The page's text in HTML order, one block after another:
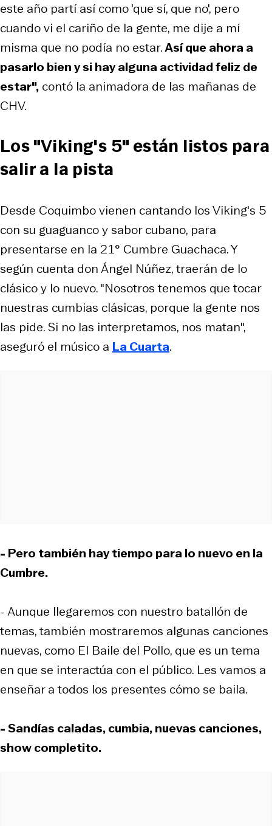
este año partí así como 'que sí, que no', pero
cuando vi el cariño de la gente, me dije a mí
misma que no podía no estar.Así que ahora a
pasarlo bien y si hay alguna actividad feliz de
estar", contó la animadora de las mañanas de
CHV.
Los "Viking's 5" están listos para
salir a la pista
Desde Coquimbo vienen cantando los Viking's 5
con su guaguanco y sabor cubano, para
presentarse en la 21° Cumbre Guachaca. Y
según cuenta don Ángel Núñez, traerán de lo
clásico y lo nuevo. "Nosotros tenemos que tocar
nuestras cumbias clásicas, porque la gente nos
las pide. Si no las interpretamos, nos matan",
aseguró el músico a La Cuarta.
- Pero también hay tiempo para lo nuevo en la
Cumbre.
- Aunque llegaremos con nuestro batallón de
temas, también mostraremos algunas canciones
nuevas, como El Baile del Pollo, que es un tema
en que se interactúa con el público. Les vamos a
enseñar a todos los presentes cómo se baila.
- Sandías caladas, cumbia, nuevas canciones,
show completito.